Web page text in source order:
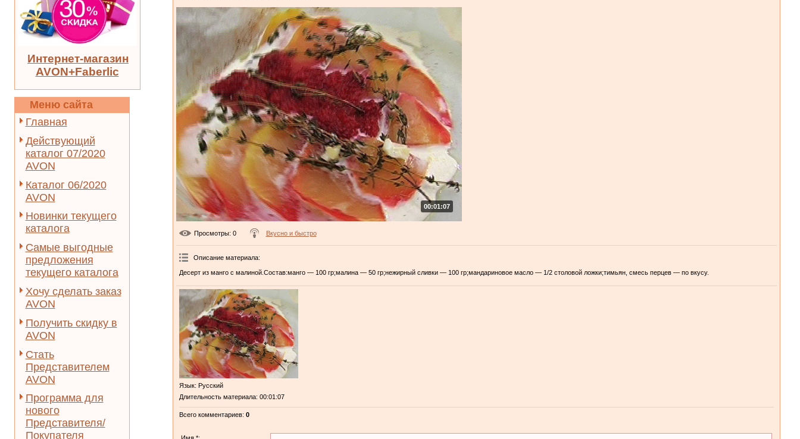
Интернет-магазин
AVON+Faberlic
Меню сайта
Главная
Действующий
каталог 07/2020
AVON
Каталог 06/2020
AVON
Новинки текущего
каталога
Самые выгодные
предложения
текущего каталога
Хочу сделать заказ
AVON
Получить скидку в
AVON
Стать
Представителем
AVON
Программа для
нового
Представителя/
Покупателя
00:01:07
Просмотры: 0 Вкусно и быстро
Описание материала:
Десерт из манго с малиной.Состав:манго — 100 гр;малина — 50 гр;нежирный сливки — 100 гр;мандариновое масло — 1/2 столовой ложки;тимьян, смесь перцев — по вкусу.
Язык: Русский
Длительность материала: 00:01:07
Всего комментариев: 0